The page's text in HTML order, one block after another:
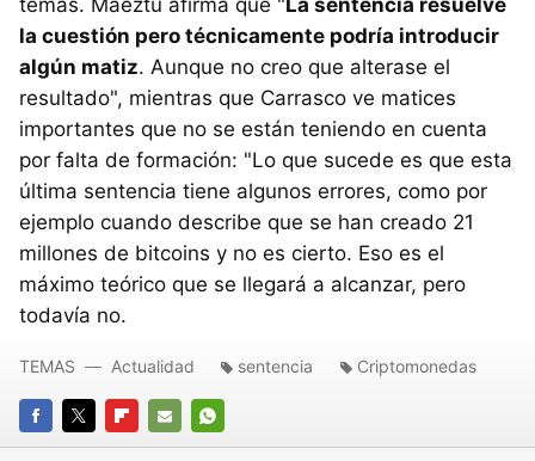
la cuestión pero técnicamente podría introducir
algún matiz. Aunque no creo que alterase el
resultado", mientras que Carrasco ve matices
importantes que no se están teniendo en cuenta
por falta de formación: "Lo que sucede es que esta
última sentencia tiene algunos errores, como por
ejemplo cuando describe que se han creado 21
millones de bitcoins y no es cierto. Eso es el
máximo teórico que se llegará a alcanzar, pero
todavía no.
FACEBOOK
TWITTERFLIPBOARD
E-
WHATSAPP
TEMAS Actualidad sentencia Criptomonedas